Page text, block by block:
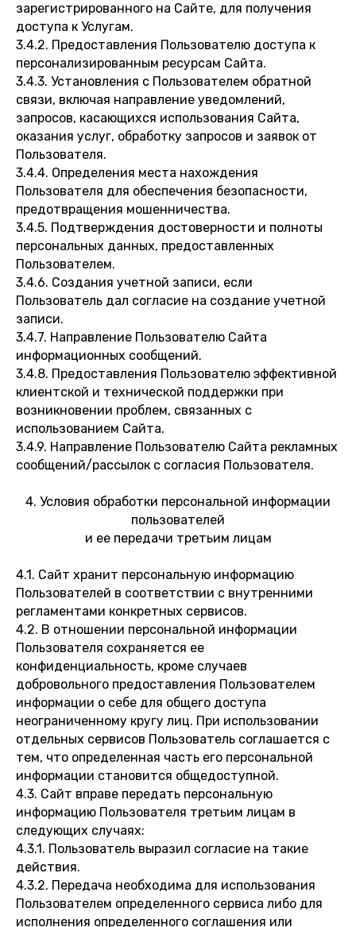
зарегистрированного на Сайте, для получения
доступа к Услугам.
3.4.2. Предоставления Пользователю доступа к
персонализированным ресурсам Сайта.
3.4.3. Установления с Пользователем обратной
связи, включая направление уведомлений,
запросов, касающихся использования Сайта,
оказания услуг, обработку запросов и заявок от
Пользователя.
3.4.4. Определения места нахождения
Пользователя для обеспечения безопасности,
предотвращения мошенничества.
3.4.5. Подтверждения достоверности и полноты
персональных данных, предоставленных
Пользователем.
3.4.6. Создания учетной записи, если
Пользователь дал согласие на создание учетной
записи.
3.4.7. Направление Пользователю Сайта
информационных сообщений.
3.4.8. Предоставления Пользователю эффективной
клиентской и технической поддержки при
возникновении проблем, связанных с
использованием Сайта.
3.4.9. Направление Пользователю Сайта рекламных
сообщений/рассылок с согласия Пользователя.
4. Условия обработки персональной информации
пользователей
и ее передачи третьим лицам
4.1. Сайт хранит персональную информацию
Пользователей в соответствии с внутренними
регламентами конкретных сервисов.
4.2. В отношении персональной информации
Пользователя сохраняется ее
конфиденциальность, кроме случаев
добровольного предоставления Пользователем
информации о себе для общего доступа
неограниченному кругу лиц. При использовании
отдельных сервисов Пользователь соглашается с
тем, что определенная часть его персональной
информации становится общедоступной.
4.3. Сайт вправе передать персональную
информацию Пользователя третьим лицам в
следующих случаях:
4.3.1. Пользователь выразил согласие на такие
действия.
4.3.2. Передача необходима для использования
Пользователем определенного сервиса либо для
исполнения определенного соглашения или